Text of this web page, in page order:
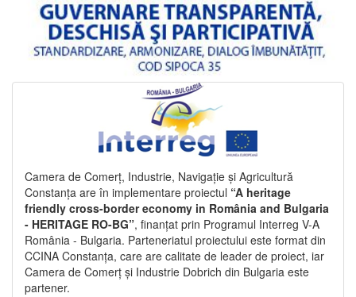
Camera de Comerț, Industrie, Navigație și Agricultură
Constanța are în implementare proiectul “A heritage
friendly cross-border economy in România and Bulgaria
- HERITAGE RO-BG”, finanțat prin Programul Interreg V-A
România - Bulgaria. Parteneriatul proiectului este format din
CCINA Constanța, care are calitate de leader de proiect, iar
Camera de Comerț și Industrie Dobrich din Bulgaria este
partener.